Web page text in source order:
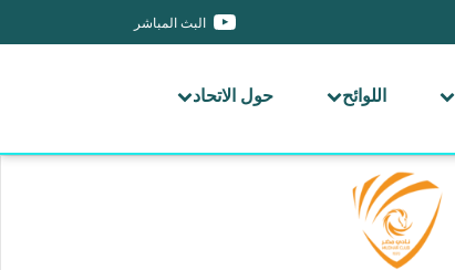
البث المباشر
اللوائح حول الاتحاد